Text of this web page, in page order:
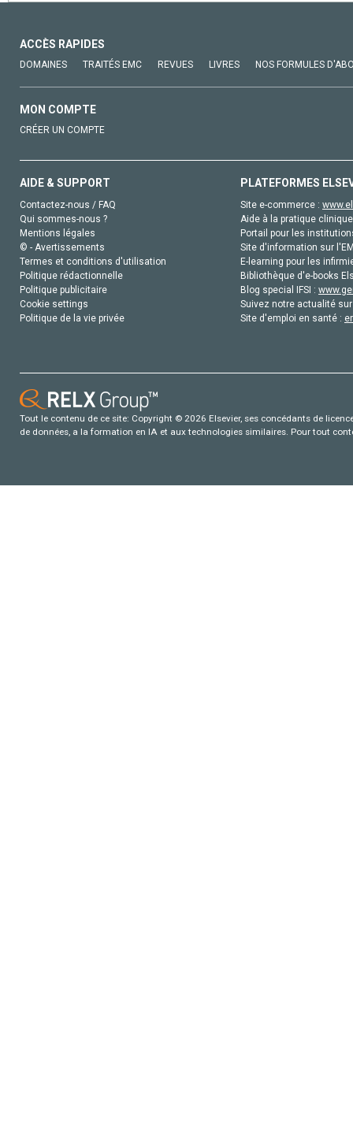
ACCÈS RAPIDES
DOMAINES TRAITÉS EMC REVUES LIVRES NOS FORMULES
MON COMPTE
CRÉER UN COMPTE
AIDE & SUPPORT
Contactez-nous / FAQ
Qui sommes-nous ?
Mentions légales
© - Avertissements
Termes et conditions d'utilisation
Politique rédactionnelle
Politique publicitaire
Cookie settings
Politique de la vie privée
PLATEFORMES
Site e-commerce :
Aide à la pratique
Portail pour les
Site d'information sur
E-learning pour les
Bibliothèque d'e-books
Blog special IFSI :
Suivez notre actualité
Site d'emploi en santé :
Tout le contenu de ce site: Copyright © 2026 Elsevier, ses concédants de
de données, a la formation en IA et aux technologies similaires. Pour tout